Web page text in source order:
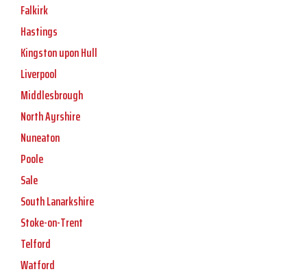
Falkirk
Hastings
Kingston upon Hull
Liverpool
Middlesbrough
North Ayrshire
Nuneaton
Poole
Sale
South Lanarkshire
Stoke-on-Trent
Telford
Watford